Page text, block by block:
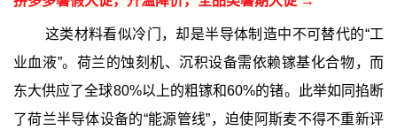
这类材料看似冷门，却是半导体制造中不可替代的“工
业血液”。荷兰的蚀刻机、沉积设备需依赖镓基化合物，而
东大供应了全球80%以上的粗镓和60%的锗。此举如同掐断
了荷兰半导体设备的“能源管线”，迫使阿斯麦不得不重新评